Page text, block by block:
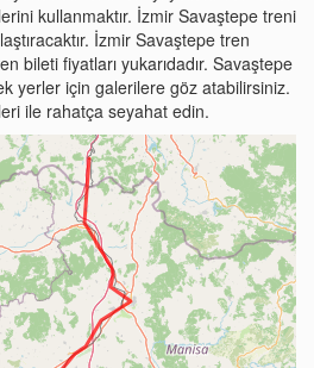
kullanmaktır. İzmir Savaştepe treni
İzmir Savaştepe tren
bileti fiyatları yukarıdadır. Savaştepe
yerler için galerilere göz atabilirsiniz.
ile rahatça seyahat edin.